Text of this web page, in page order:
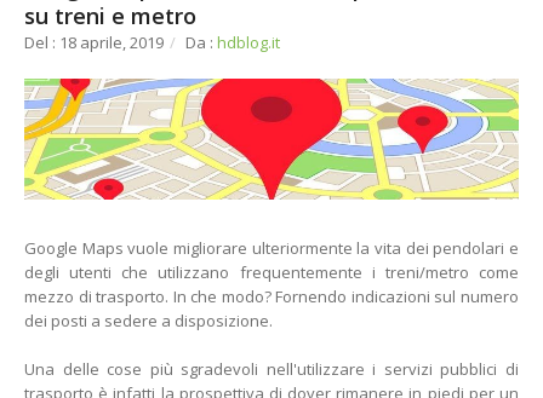
su treni e metro
Del : 18 aprile, 2019 / Da : hdblog.it
Google Maps vuole migliorare ulteriormente la vita dei pendolari e
degli utenti che utilizzano frequentemente i treni/metro come
mezzo di trasporto. In che modo? Fornendo indicazioni sul numero
dei posti a sedere a disposizione.
Una delle cose più sgradevoli nell'utilizzare i servizi pubblici di
trasporto è infatti la prospettiva di dover rimanere in piedi per un